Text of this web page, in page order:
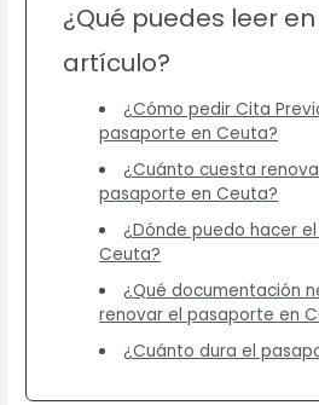
¿Qué puedes leer
artículo?
¿Cómo pedir Cita
pasaporte en Ceuta?
¿Cuánto cuesta
pasaporte en Ceuta?
¿Dónde puedo hacer
Ceuta?
¿Qué documentación
renovar el pasaporte en
¿Cuánto dura el